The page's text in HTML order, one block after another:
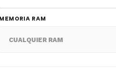
MEMORIA RAM